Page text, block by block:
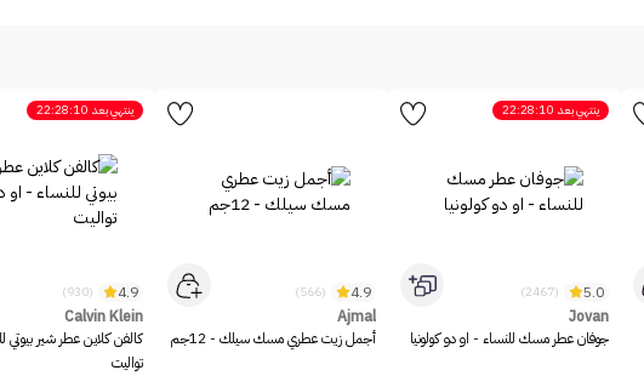
ينتهي بعد 22:28:10
5.0
(2467)
Jovan
جوفان عطر مسك للنساء - او دو كولونيا
4.9
(566)
Ajmal
أجمل زيت عطري مسك سيلك - 12جم
ينتهي بعد 22:28:10
4.9
(930)
Calvin Klein
كالفن كلاين عطر شير بيوتي
تواليت